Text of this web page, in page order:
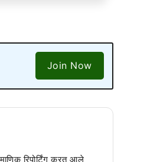
Join Now
रिपोर्टिंग करत आले